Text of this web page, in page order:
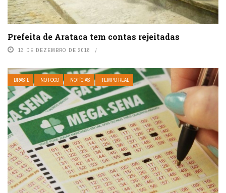
Prefeita de Arataca tem contas rejeitadas
13 DE DEZEMBRO DE 2018
BRASIL NO FOCO NOTÍCIAS TEMPO REAL